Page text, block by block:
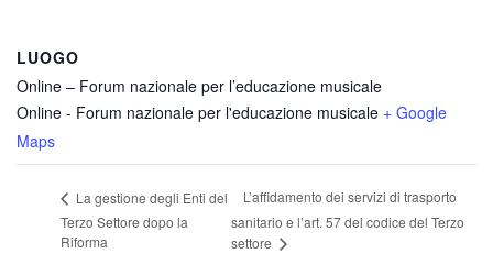
LUOGO
Online – Forum nazionale per l’educazione musicale
Online - Forum nazionale per l'educazione musicale + Google
Maps
La gestione degli Enti del
Terzo Settore dopo la
Riforma
L’affidamento dei servizi di trasporto
sanitario e l’art. 57 del codice del Terzo
settore